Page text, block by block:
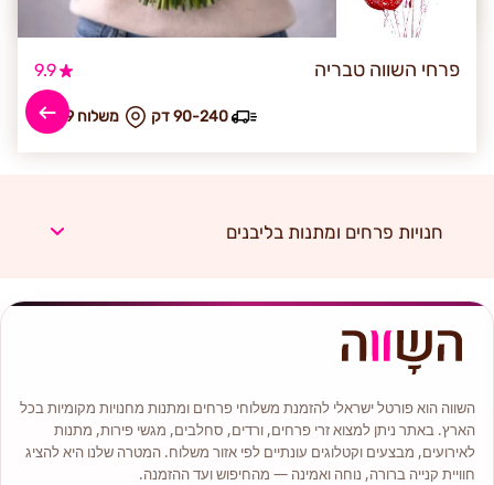
פרחי השווה טבריה 9.9
₪ משלוח 59 90-240 דק
חנויות פרחים ומתנות בליבנים
השווה הוא פורטל ישראלי להזמנת משלוחי פרחים ומתנות מחנויות מקומיות בכל
הארץ. באתר ניתן למצוא זרי פרחים, ורדים, סחלבים, מגשי פירות, מתנות
לאירועים, מבצעים וקטלוגים עונתיים לפי אזור משלוח. המטרה שלנו היא להציג
חוויית קנייה ברורה, נוחה ואמינה — מהחיפוש ועד ההזמנה.